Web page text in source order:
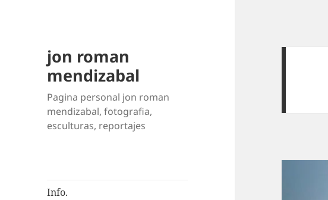
jon roman
mendizabal
Pagina personal jon roman
mendizabal, fotografia,
esculturas, reportajes
Info.